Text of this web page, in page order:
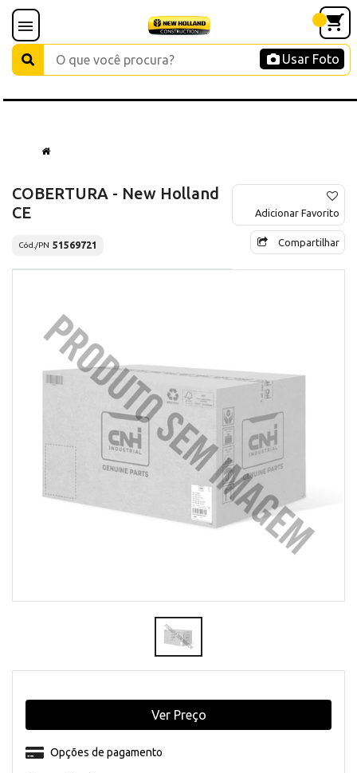
Usar Foto
COBERTURA - New Holland
CE
Cód./PN 51569721
Adicionar Favorito
Compartilhar
Opções de pagamento
Ver Preço